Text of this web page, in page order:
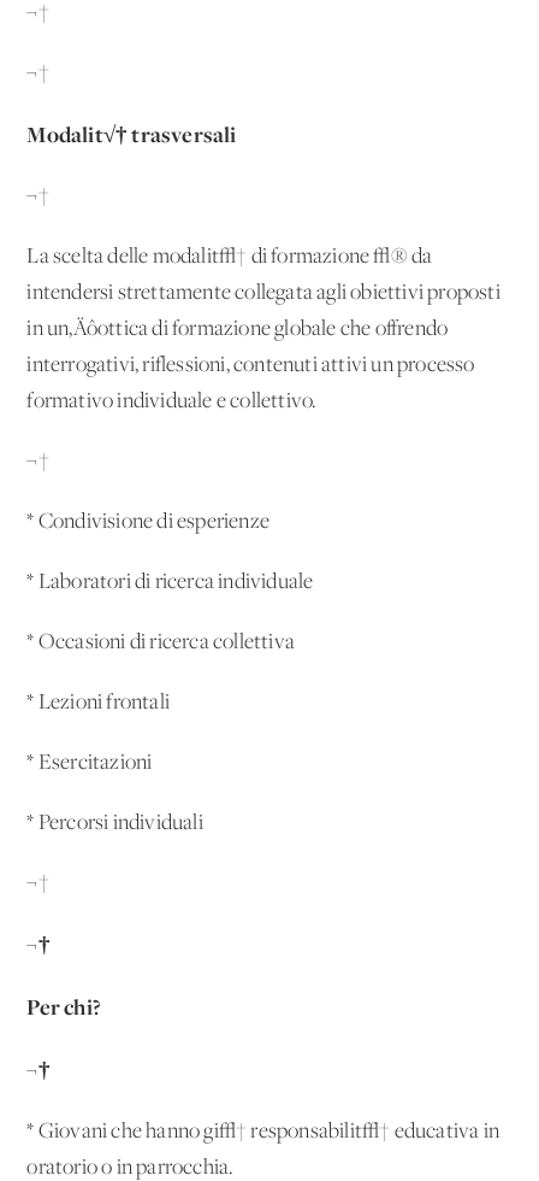
¬†
¬†
Modalit√† trasversali
¬†
La scelta delle modalit√† di formazione √® da
intendersi strettamente collegata agli obiettivi proposti
in un‚Äôottica di formazione globale che offrendo
interrogativi, riflessioni, contenuti attivi un processo
formativo individuale e collettivo.
¬†
* Condivisione di esperienze
* Laboratori di ricerca individuale
* Occasioni di ricerca collettiva
* Lezioni frontali
* Esercitazioni
* Percorsi individuali
¬†
¬†
Per chi?
¬†
* Giovani che hanno gi√† responsabilit√† educativa in
oratorio o in parrocchia.